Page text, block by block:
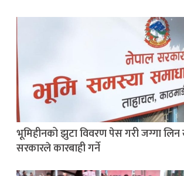
भूमिहीनको झुटा विवरण पेस गरी जग्गा लिन
सरकारले कारबाही गर्ने